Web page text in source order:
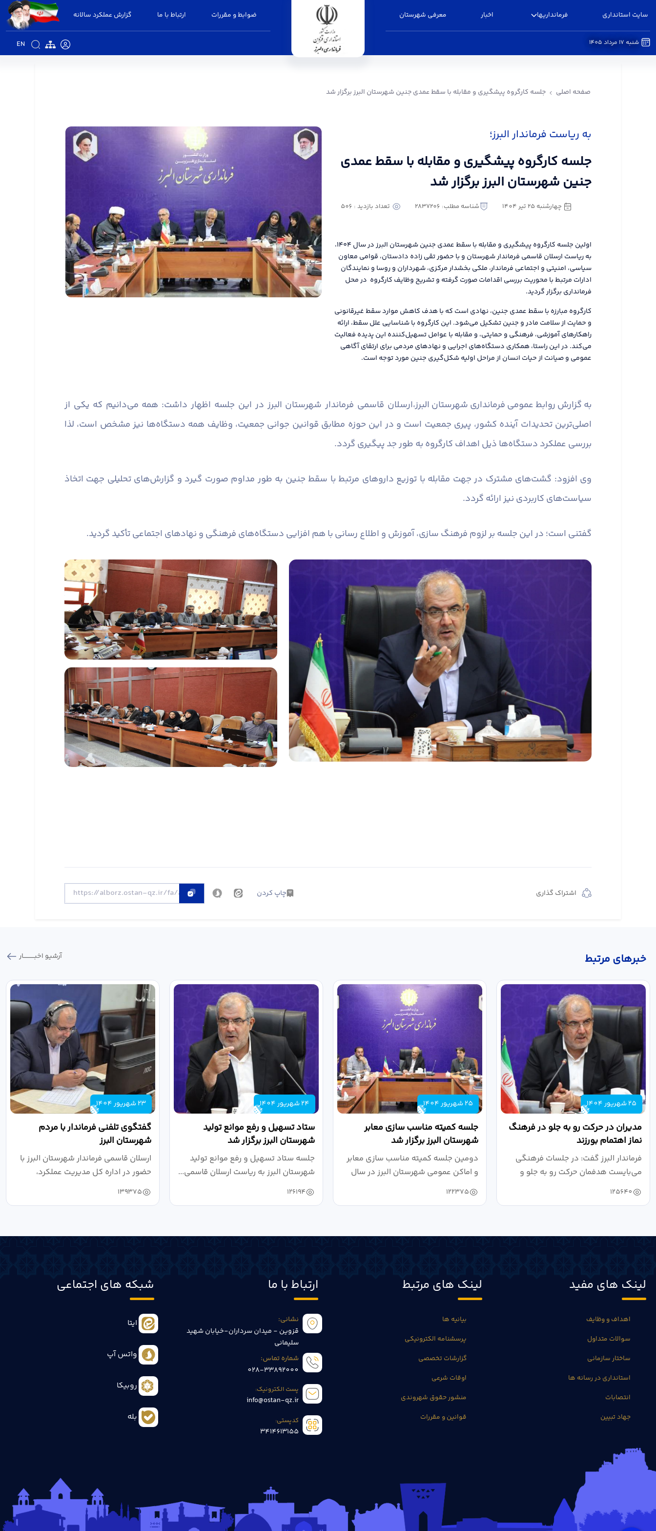
سایت استانداری فرمانداریها اخبار معرفی شهرستان ضوابط و مقررات ارتباط با ما گزارش عملکرد سالانه
EN شنبه 17 مرداد 1405
صفحه اصلی جلسه کارگروه پیشگیری و مقابله با سقط عمدی جنین شهرستان البرز برگزار شد
به ریاست فرماندار البرز؛
جلسه کارگروه پیشگیری و مقابله با سقط عمدی
جنین شهرستان البرز برگزار شد
چهارشنبه 25 تیر 1404 شناسه مطلب: 2837206 تعداد بازدید : 506
اولین جلسه کارگروه پیشگیری و مقابله با سقط عمدی جنین شهرستان البرز در سال ۱۴۰۴،
به ریاست ارسلان قاسمی فرماندار شهرستان و با حضور تقی زاده دادستان، قوامی معاون
سیاسی، امنیتی و اجتماعی فرماندار، ملکی بخشدار مرکزی، شهرداران و روسا و نمایندگان
ادارات مرتبط با محوریت بررسی اقدامات صورت گرفته و تشریح وظایف کارگروه در محل
فرمانداری برگزار گردید.
کارگروه مبارزه با سقط عمدی جنین، نهادی است که با هدف کاهش موارد سقط غیرقانونی
و حمایت از سلامت مادر و جنین تشکیل می‌شود. این کارگروه با شناسایی علل سقط، ارائه
راهکارهای آموزشی، فرهنگی و حمایتی، و مقابله با عوامل تسهیل‌کننده این پدیده فعالیت
می‌کند. در این راستا، همکاری دستگاه‌های اجرایی و نهادهای مردمی برای ارتقای آگاهی
عمومی و صیانت از حیات انسان از مراحل اولیه شکل‌گیری جنین مورد توجه است.
به گزارش روابط عمومی فرمانداری شهرستان البرز،ارسلان قاسمی فرماندار شهرستان البرز در این جلسه اظهار داشت: همه می‌دانیم که یکی از
اصلی‌ترین تحدیدات آینده کشور، پیری جمعیت است و در این حوزه مطابق قوانین جوانی جمعیت، وظایف همه دستگاه‌ها نیز مشخص است، لذا
بررسی عملکرد دستگاه‌ها ذیل اهداف کارگروه به طور جد پیگیری گردد.
وی افزود: گشت‌های مشترک در جهت مقابله با توزیع داروهای مرتبط با سقط جنین به طور مداوم صورت گیرد و گزارش‌های تحلیلی جهت اتخاذ
سیاست‌های کاربردی نیز ارائه گردد.
گفتنی است؛ در این جلسه بر لزوم فرهنگ سازی، آموزش و اطلاع رسانی با هم افزایی دستگاه‌های فرهنگی و نهادهای اجتماعی تأکید گردید.
اشتراک گذاری چاپ کردن
خبر‌های مرتبط آرشیو اخبـــــــــــار
25 شهریور 1404
مدیران در حرکت رو به جلو در فرهنگ
نماز اهتمام بورزند
فرماندار البرز گفت: در جلسات فرهنگی
می‌بایست هدفمان حرکت رو به جلو و
دستیابی...
125640
25 شهریور 1404
جلسه کمیته مناسب سازی معابر
شهرستان البرز برگزار شد
دومین جلسه کمیته مناسب سازی معابر
و اماکن عمومی شهرستان البرز در سال
۱۴۰۴ به...
122375
24 شهریور 1404
ستاد تسهیل و رفع موانع تولید
شهرستان البرز برگزار شد
جلسه ستاد تسهیل و رفع موانع تولید
شهرستان البرز به ریاست ارسلان قاسمی...
126194
23 شهریور 1404
گفتگوی تلفنی فرماندار با مردم
شهرستان البرز
ارسلان قاسمی فرماندار شهرستان البرز با
حضور در اداره کل مدیریت عملکرد،
بازرسی...
139375
لینک های مفید
اهداف و وظایف
سوالات متداول
ساختار سازمانی
استانداری در رسانه ها
انتصابات
جهاد تبیین
لینک های مرتبط
بیانیه ها
پرسشنامه الکترونیکی
گزارشات تخصصی
اوقات شرعی
منشور حقوق شهروندی
قوانین و مقررات
ارتباط با ما
نشانی:
قزوین - میدان سرداران-خیابان شهید
سلیمانی
شماره تماس:
028-33892000
پست الکترونیک:
info@ostan-qz.ir
کدپستی:
3414613155
شبکه های اجتماعی
ایتا
واتس آپ
روبیکا
بله